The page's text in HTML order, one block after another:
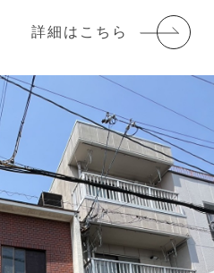
詳細はこちら